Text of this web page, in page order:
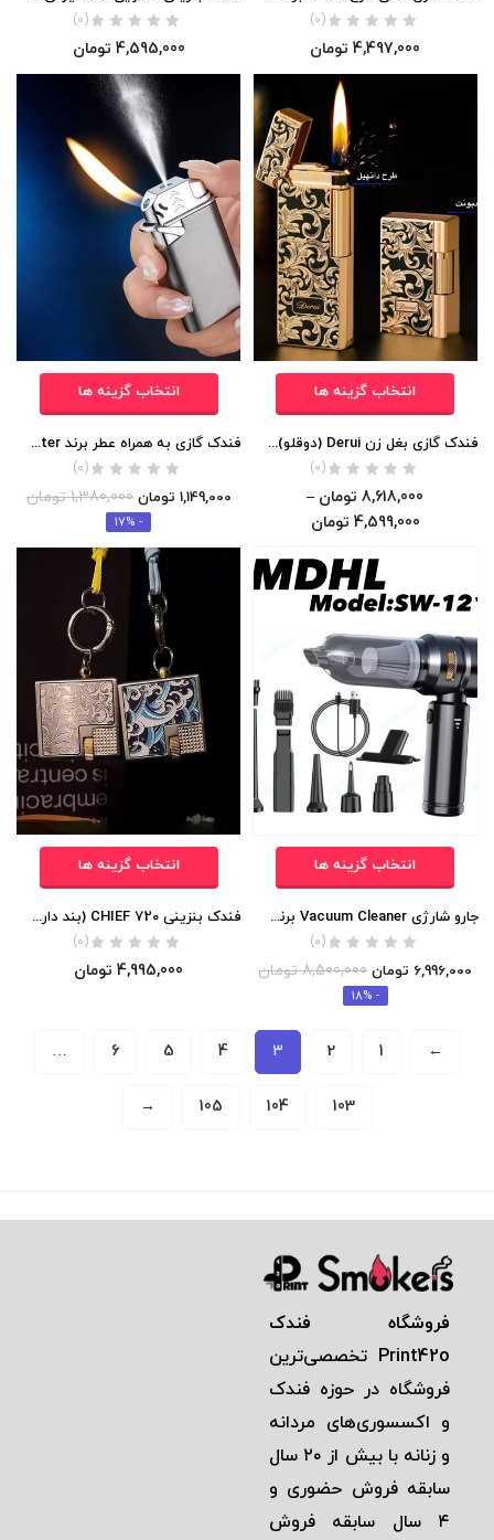
(0)
4,497,000 تومان
(0)
4,595,000 تومان
انتخاب گزینه ها
فندک گازی بغل زن Derui (دوقلو) اورجینال
(0)
8,618,000 تومان –
4,599,000 تومان
انتخاب گزینه ها
فندک گازی به همراه عطر برند Lighter (اورجینال)
(0)
1,149,000 تومان 1,380,000 تومان
- 17%
انتخاب گزینه ها
جارو شارژی Vacuum Cleaner برند MDHL اورجینال
(0)
6,996,000 تومان 8,500,000 تومان
- 18%
انتخاب گزینه ها
فندک بنزینی CHIEF 720 (بند دار) اورجینال
(0)
4,995,000 تومان
←
1
2
3
4
5
6
…
103
104
105
→
فروشگاه فندک
Print42o تخصصی‌ترين
فروشگاه در حوزه فندک
و اكسسوری‌های مردانه
و زنانه با بيش از ٢٠ سال
سابقه فروش حضوری و
٤ سال سابقه فروش